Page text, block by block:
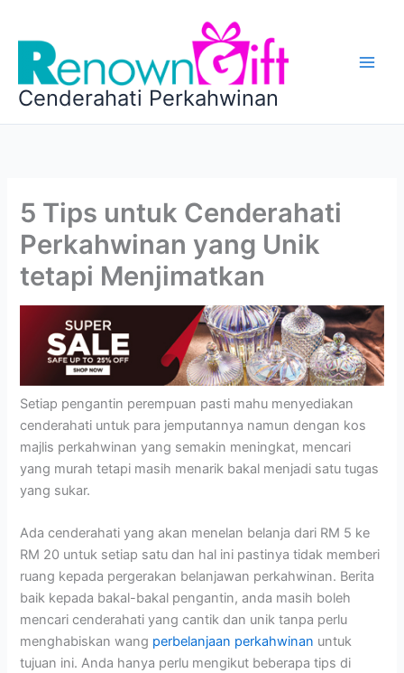
content
Cenderahati Perkahwinan
5 Tips untuk Cenderahati
Perkahwinan yang Unik
tetapi Menjimatkan
Setiap pengantin perempuan pasti mahu menyediakan
cenderahati untuk para jemputannya namun dengan kos
majlis perkahwinan yang semakin meningkat, mencari
yang murah tetapi masih menarik bakal menjadi satu tugas
yang sukar.
Ada cenderahati yang akan menelan belanja dari RM 5 ke
RM 20 untuk setiap satu dan hal ini pastinya tidak memberi
ruang kepada pergerakan belanjawan perkahwinan. Berita
baik kepada bakal-bakal pengantin, anda masih boleh
mencari cenderahati yang cantik dan unik tanpa perlu
menghabiskan wang perbelanjaan perkahwinan untuk
tujuan ini. Anda hanya perlu mengikut beberapa tips di